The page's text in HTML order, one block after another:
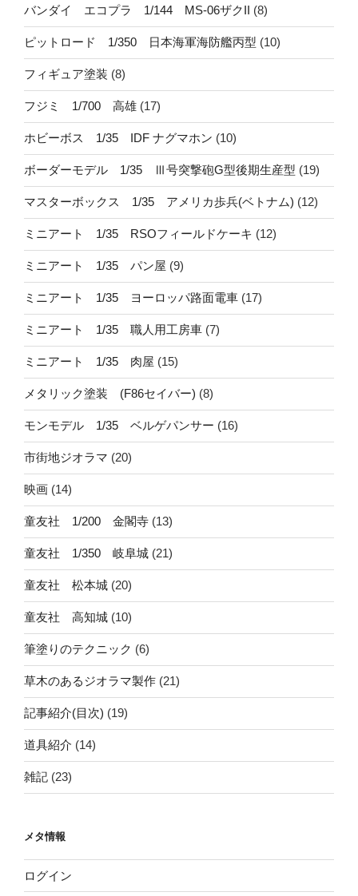
バンダイ エコプラ 1/144 MS-06ザクII (8)
ピットロード 1/350 日本海軍海防艦丙型 (10)
フィギュア塗装 (8)
フジミ 1/700 高雄 (17)
ホビーボス 1/35 IDF ナグマホン (10)
ボーダーモデル 1/35 Ⅲ号突撃砲G型後期生産型 (19)
マスターボックス 1/35 アメリカ歩兵(ベトナム) (12)
ミニアート 1/35 RSOフィールドケーキ (12)
ミニアート 1/35 パン屋 (9)
ミニアート 1/35 ヨーロッパ路面電車 (17)
ミニアート 1/35 職人用工房車 (7)
ミニアート 1/35 肉屋 (15)
メタリック塗装 (F86セイバー) (8)
モンモデル 1/35 ベルゲパンサー (16)
市街地ジオラマ (20)
映画 (14)
童友社 1/200 金閣寺 (13)
童友社 1/350 岐阜城 (21)
童友社 松本城 (20)
童友社 高知城 (10)
筆塗りのテクニック (6)
草木のあるジオラマ製作 (21)
記事紹介(目次) (19)
道具紹介 (14)
雑記 (23)
メタ情報
ログイン